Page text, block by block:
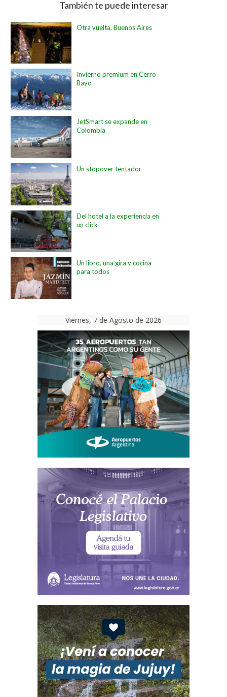
También te puede interesar
Otra vuelta, Buenos Aires
Invierno premium en Cerro
Bayo
JetSmart se expande en
Colombia
Un stopover tentador
Del hotel a la experiencia en
un click
Un libro, una gira y cocina
para todos
Viernes, 7 de Agosto de 2026